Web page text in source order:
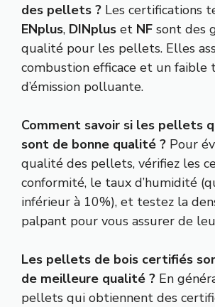
des pellets ? Les certifications
ENplus, DINplus et NF sont des
qualité pour les pellets. Elles
combustion efficace et un faible
d’émission polluante.
Comment savoir si les pellets
sont de bonne qualité ? Pour
qualité des pellets, vérifiez les
conformité, le taux d’humidité
inférieur à 10%), et testez la
palpant pour vous assurer de
Les pellets de bois certifiés
de meilleure qualité ? En
pellets qui obtiennent des